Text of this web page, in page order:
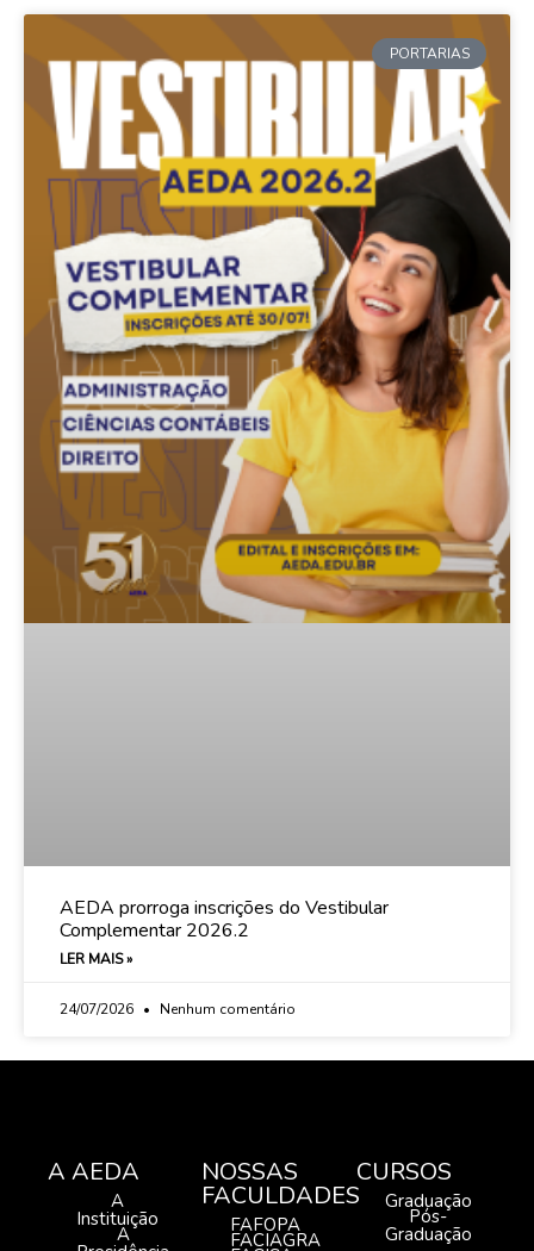
PORTARIAS
AEDA prorroga inscrições do Vestibular
Complementar 2026.2
LER MAIS »
24/07/2026 Nenhum comentário
A AEDA
A
Instituição
A
NOSSAS
FACULDADES
FAFOPA
FACIAGRA
CURSOS
Graduação
Pós-
Graduação